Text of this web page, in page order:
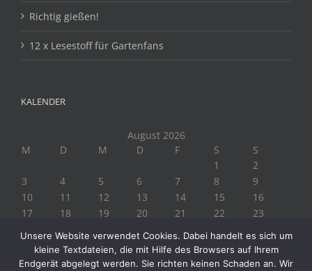
Richtig gießen!
12 x Lesestoff für Gartenfans
KALENDER
August 2026
M
D M D F S
S
1
2
3
4 5 6 7 8
9
10
11 12 13 14 15
16
17
18 19 20 21 22
23
« Juli
Unsere Website verwendet Cookies. Dabei handelt es sich um
kleine Textdateien, die mit Hilfe des Browsers auf Ihrem
Endgerät abgelegt werden. Sie richten keinen Schaden an. Wir